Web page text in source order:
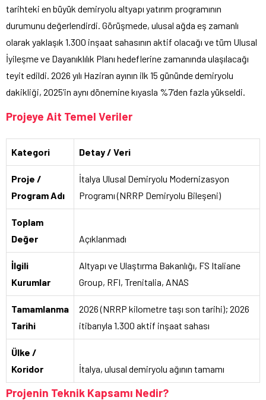
tarihteki en büyük demiryolu altyapı yatırım programının
durumunu değerlendirdi. Görüşmede, ulusal ağda eş zamanlı
olarak yaklaşık 1.300 inşaat sahasının aktif olacağı ve tüm Ulusal
İyileşme ve Dayanıklılık Planı hedeflerine zamanında ulaşılacağı
teyit edildi. 2026 yılı Haziran ayının ilk 15 gününde demiryolu
dakikliği, 2025’in aynı dönemine kıyasla %7’den fazla yükseldi.
Projeye Ait Temel Veriler
Kategori Detay / Veri
Proje /
Program Adı
İtalya Ulusal Demiryolu Modernizasyon
Programı (NRRP Demiryolu Bileşeni)
Toplam
Değer
Açıklanmadı
İlgili
Kurumlar
Altyapı ve Ulaştırma Bakanlığı, FS Italiane
Group, RFI, Trenitalia, ANAS
Tamamlanma
Tarihi
2026 (NRRP kilometre taşı son tarihi); 2026
itibarıyla 1.300 aktif inşaat sahası
Ülke /
Koridor
İtalya, ulusal demiryolu ağının tamamı
Projenin Teknik Kapsamı Nedir?